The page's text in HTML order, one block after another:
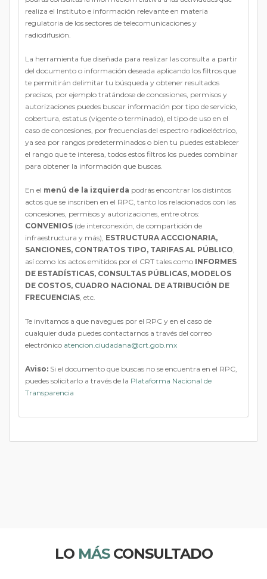
realiza el Instituto e información relevante en materia
regulatoria de los sectores de telecomunicaciones y
radiodifusión.
La herramienta fue diseñada para realizar las consulta a partir
del documento o información deseada aplicando los filtros que
te permitirán delimitar tu búsqueda y obtener resultados
precisos, por ejemplo tratándose de concesiones, permisos y
autorizaciones puedes buscar información por tipo de servicio,
cobertura, estatus (vigente o terminado), el tipo de uso en el
caso de concesiones, por frecuencias del espectro radioeléctrico,
ya sea por rangos predeterminados o bien tu puedes establecer
el rango que te interesa, todos estos filtros los puedes combinar
para obtener la información que buscas.
En el menú de la izquierda podrás encontrar los distintos
actos que se inscriben en el RPC, tanto los relacionados con las
concesiones, permisos y autorizaciones, entre otros:
CONVENIOS (de interconexión, de compartición de
infraestructura y más), ESTRUCTURA ACCCIONARIA,
SANCIONES, CONTRATOS TIPO, TARIFAS AL PÚBLICO
así como los actos emitidos por el CRT tales como INFORMES
DE ESTADÍSTICAS, CONSULTAS PÚBLICAS, MODELOS
DE COSTOS, CUADRO NACIONAL DE ATRIBUCIÓN DE
FRECUENCIAS , etc.
Te invitamos a que navegues por el RPC y en el caso de
cualquier duda puedes contactarnos a través del correo
electrónico atencion.ciudadana@crt.gob.mx
Aviso: Si el documento que buscas no se encuentra en el RPC,
puedes solicitarlo a través de la Plataforma Nacional de
Transparencia
LO MÁSCONSULTADO